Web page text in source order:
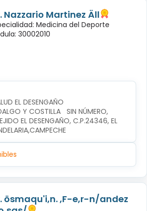
Nazzario Martinez Äll
Medicina del Deporte
30002010
EL DESENGAÑO
Y COSTILLA   SIN NÚMERO,
EL DESENGAÑO, C.P.24346, EL
ösmaqu'i,n. ,F-e,r-n/andez